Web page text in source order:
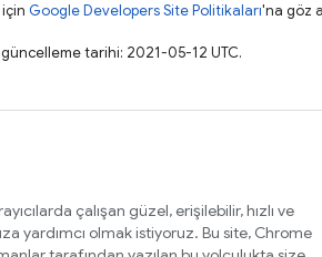
Google Developers Site Politikaları'na göz
tarihi: 2021-05-12 UTC.
çalışan güzel, erişilebilir, hızlı ve
yardımcı olmak istiyoruz. Bu site, Chrome